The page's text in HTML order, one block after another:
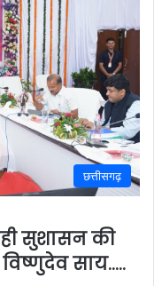
छत्तीसगढ़
सुशासन की
साय…..